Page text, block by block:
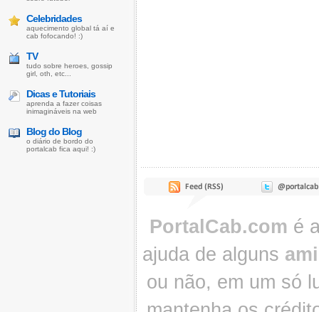
Celebridades
aquecimento global tá aí e
cab fofocando! :)
TV
tudo sobre heroes, gossip
girl, oth, etc...
Dicas e Tutoriais
aprenda a fazer coisas
inimagináveis na web
Blog do Blog
o diário de bordo do
portalcab fica aqui! :)
PortalCab.com é
ajuda de alguns
ou não, em um só